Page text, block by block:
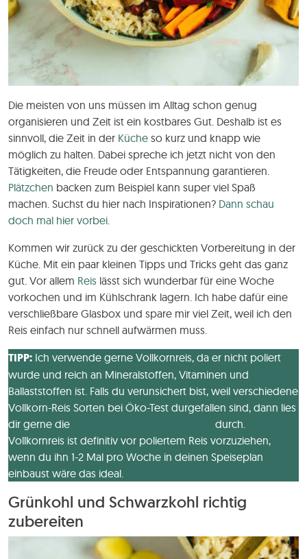
Die meisten von uns müssen im Alltag schon genug
organisieren und Zeit ist ein kostbares Gut. Deshalb ist es
sinnvoll, die Zeit in der Küche so kurz und knapp wie
möglich zu halten. Dabei spreche ich jetzt nicht von den
Tätigkeiten, die Freude oder Entspannung garantieren.
Plätzchen backen zum Beispiel kann super viel Spaß
machen. Suchst du hier nach Inspirationen? Dann schau
doch mal hier vorbei
Kommen wir zurück zu der geschickten Vorbereitung in der
Küche. Mit ein paar kleinen Tipps und Tricks geht das ganz
gut. Vor allem Reis lässt sich wunderbar für eine Woche
vorkochen und im Kühlschrank lagern. Ich habe dafür eine
verschließbare Glasbox und spare mir viel Zeit, weil ich den
Reis einfach nur schnell aufwärmen muss.
TIPP: Ich verwende gerne Vollkornreis, da er nicht poliert
wurde und reich an Mineralstoffen, Vitaminen und
Ballaststoffen ist. Falls du verunsichert bist, weil verschiedene
Vollkorn-Reis Sorten bei Öko-Test durgefallen sind, dann lies
dir gerne die
durch.
Vollkornreis ist definitiv vor poliertem Reis vorzuziehen,
wenn du ihn 1-2 Mal pro Woche in deinen Speiseplan
einbaust wäre das ideal.
Grünkohl und Schwarzkohl richtig
zubereiten